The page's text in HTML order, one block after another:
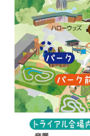
サービスガイド